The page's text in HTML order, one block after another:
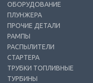
ОБОРУДОВАНИЕ
ПЛУНЖЕРА
ПРОЧИЕ ДЕТАЛИ
РАМПЫ
РАСПЫЛИТЕЛИ
СТАРТЕРА
ТРУБКИ ТОПЛИВНЫЕ
ТУРБИНЫ